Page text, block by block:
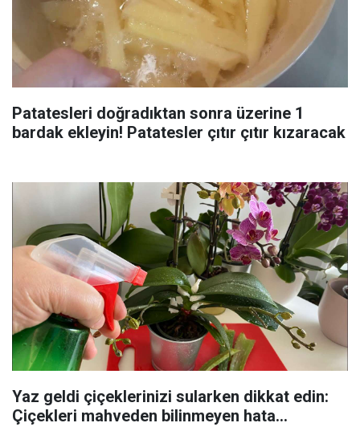
Patatesleri doğradıktan sonra üzerine 1
bardak ekleyin! Patatesler çıtır çıtır kızaracak
Yaz geldi çiçeklerinizi sularken dikkat edin:
Çiçekleri mahveden bilinmeyen hata...